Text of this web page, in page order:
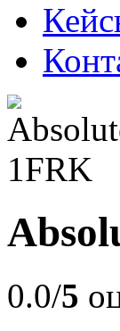
0.0/5